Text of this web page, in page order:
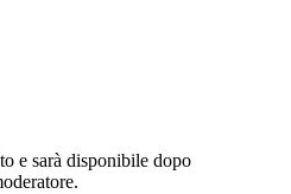
e sarà disponibile dopo